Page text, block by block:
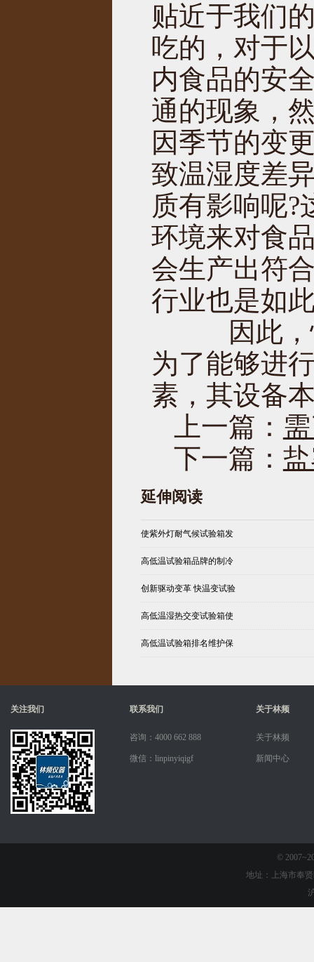
贴近于我们
吃的，对于
内食品的安
通的现象，
因季节的变
致温湿度差
质有影响呢
环境来对食
会生产出符
行业也是如
因此，恒
为了能够进
素，其设备
上一篇：
下一篇：
延伸阅读
使紫外灯耐气候试验箱发
高低温试验箱品牌的制冷
创新驱动变革 快温变试验
高低温湿热交变试验箱使
高低温试验箱排名维护保
关注我们 联系我们
咨询：4000 662 888
微信：linpinyiqigf
关于林频
关于林频
新闻中心
©
地址：上海市奉